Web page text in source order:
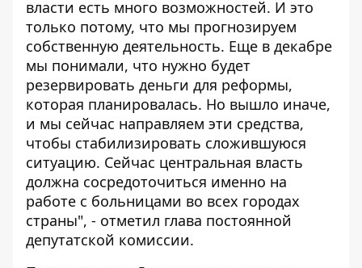
власти есть много возможностей. И это
только потому, что мы прогнозируем
собственную деятельность. Еще в декабре
мы понимали, что нужно будет
резервировать деньги для реформы,
которая планировалась. Но вышло иначе,
и мы сейчас направляем эти средства,
чтобы стабилизировать сложившуюся
ситуацию. Сейчас центральная власть
должна сосредоточиться именно на
работе с больницами во всех городах
страны", - отметил глава постоянной
депутатской комиссии.